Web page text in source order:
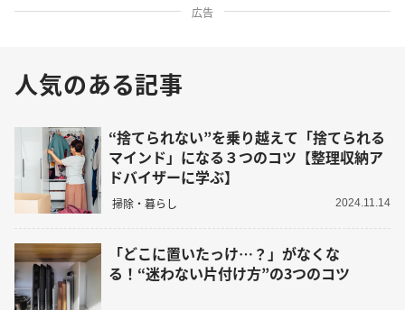
広告
人気のある記事
“捨てられない”を乗り越えて「捨てられる
マインド」になる３つのコツ【整理収納ア
ドバイザーに学ぶ】
掃除・暮らし 2024.11.14
「どこに置いたっけ…？」がなくな
る！“迷わない片付け方”の3つのコツ